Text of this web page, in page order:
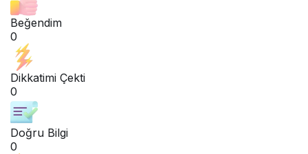
Beğendim
0
Dikkatimi Çekti
0
Doğru Bilgi
0